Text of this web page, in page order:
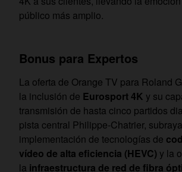
público más amplio.
Bonus para Expertos
La oferta de Orange TV para Roland
la inclusión de Eurosport 4K y su
transmisión de hasta cinco partidos
pista central Philippe-Chatrier,
implementación de tecnologías de
vídeo de alta eficiencia (HEVC) y la
la infraestructura de red de fibra